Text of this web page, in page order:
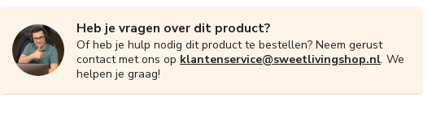
Heb je vragen over dit product?
Of heb je hulp nodig dit product te bestellen? Neem gerust
contact met ons op klantenservice@sweetlivingshop.nl. We
helpen je graag!